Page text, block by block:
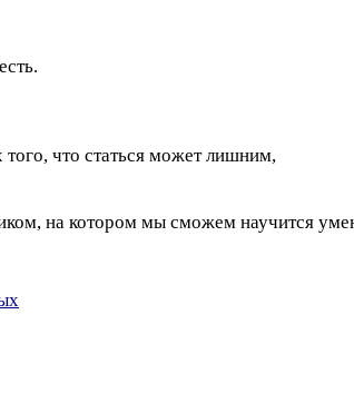
что статься может лишним,
на котором мы сможем научится